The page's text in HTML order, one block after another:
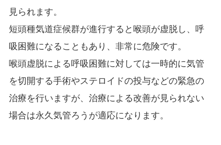
見られます。
短頭種気道症候群が進行すると喉頭が虚脱し、呼
吸困難になることもあり、非常に危険です。
喉頭虚脱による呼吸​​困難に対しては一時的に気管
を切開する手術やステロイドの投与などの緊急の
治療を行いますが、治療による改善が見られない
場合は永久気管ろうが適応になります。